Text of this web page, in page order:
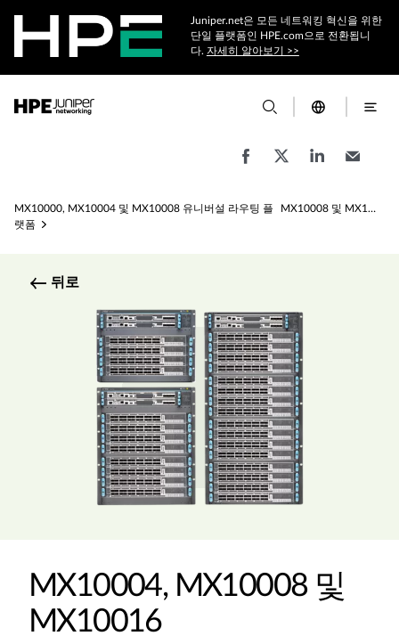
Juniper.net은 모든 네트워킹 혁신을 위한
단일 플랫폼인 HPE.com으로 전환됩니
다. 자세히 알아보기 >>
MX10000, MX10004 및 MX10008 유니버설 라우팅 플
랫폼
MX10008 및 MX10016 유니버설 라우팅 플랫폼 사양
뒤로
MX10004, MX10008 및
MX10016